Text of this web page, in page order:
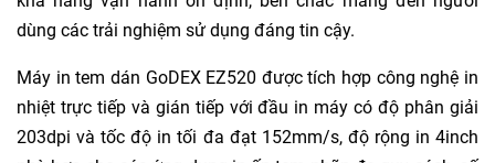
dùng các trải nghiệm sử dụng đáng tin cậy.
Máy in tem dán GoDEX EZ520 được tích hợp công nghệ in
nhiệt trực tiếp và gián tiếp với đầu in máy có độ phân giải
203dpi và tốc độ in tối đa đạt 152mm/s, độ rộng in 4inch